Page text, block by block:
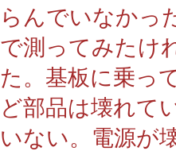
らんでいなかっ
で測ってみたけ
た。基板に乗っ
ど部品は壊れて
いない。電源が